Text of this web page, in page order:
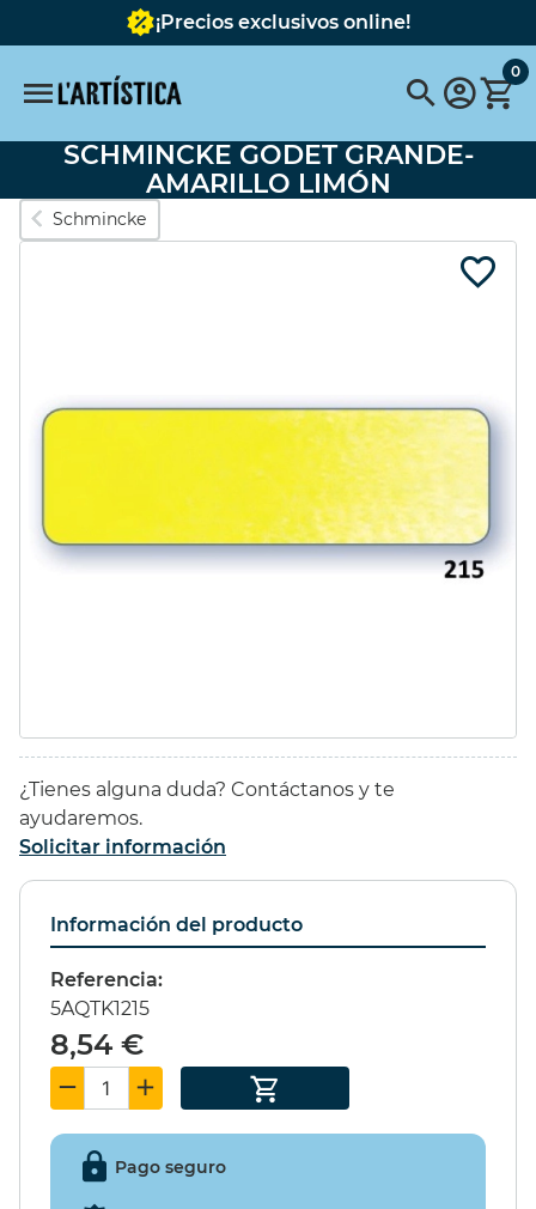
¡Precios exclusivos online!
Búsquedas populares
vallejo pinceles
Tavola
44,37 € (10%)
BASTIDOR
REDONDO CON
TELA 40 cms.
11,35 € (10%)
ESTUCHE 96
PROMARKER
250,75 €
LEFRANC&BOURGEOIS
13,29 €
SET PIÑATA 9
EXCITER 15ml.
49,55 €
0
SCHMINCKE GODET GRANDE-
AMARILLO LIMÓN
Schmincke
¿Tienes alguna duda? Contáctanos y te
ayudaremos.
Solicitar información
Información del producto
Referencia:
5AQTK1215
8,54 €
Pago seguro